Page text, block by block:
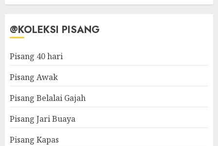
@KOLEKSI PISANG
Pisang 40 hari
Pisang Awak
Pisang Belalai Gajah
Pisang Jari Buaya
Pisang Kapas